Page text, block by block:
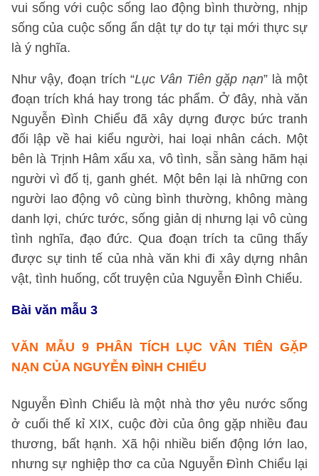
vui sống với cuộc sống lao động bình thường, nhịp
sống của cuộc sống ẩn dật tự do tự tại mới thực sự
là ý nghĩa.
Như vậy, đoạn trích “Lục Vân Tiên gặp nạn” là một
đoạn trích khá hay trong tác phẩm. Ở đây, nhà văn
Nguyễn Đình Chiểu đã xây dựng được bức tranh
đối lập về hai kiểu người, hai loại nhân cách. Một
bên là Trịnh Hâm xấu xa, vô tình, sẵn sàng hãm hại
người vì đố tị, ganh ghét. Một bên lại là những con
người lao động vô cùng bình thường, không màng
danh lợi, chức tước, sống giản dị nhưng lại vô cùng
tình nghĩa, đạo đức. Qua đoạn trích ta cũng thấy
được sự tinh tế của nhà văn khi đi xây dựng nhân
vật, tình huống, cốt truyện của Nguyễn Đình Chiểu.
Bài văn mẫu 3
VĂN MẪU 9 PHÂN TÍCH LỤC VÂN TIÊN GẶP
NẠN CỦA NGUYỄN ĐÌNH CHIỂU
Nguyễn Đình Chiểu là một nhà thơ yêu nước sống
ở cuối thế kỉ XIX, cuộc đời của ông gặp nhiều đau
thương, bất hạnh. Xã hội nhiều biến động lớn lao,
nhưng sự nghiệp thơ ca của Nguyễn Đình Chiểu lại